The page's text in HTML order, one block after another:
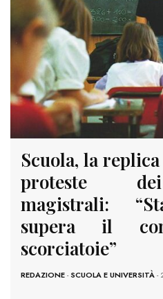
Scuola, la
proteste
magistrali:
supera il
scorciatoie”
REDAZIONE-SCUOLA E UNIVERSITÀ-